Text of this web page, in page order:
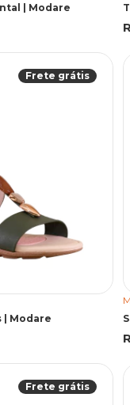
| Modare
Frete grátis
| Modare
Frete grátis